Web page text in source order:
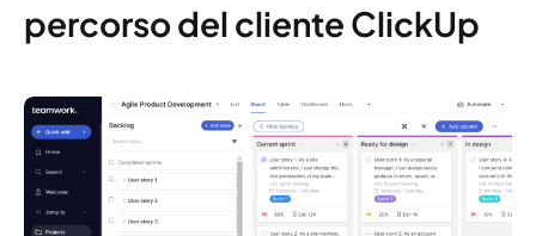
percorso del cliente ClickUp